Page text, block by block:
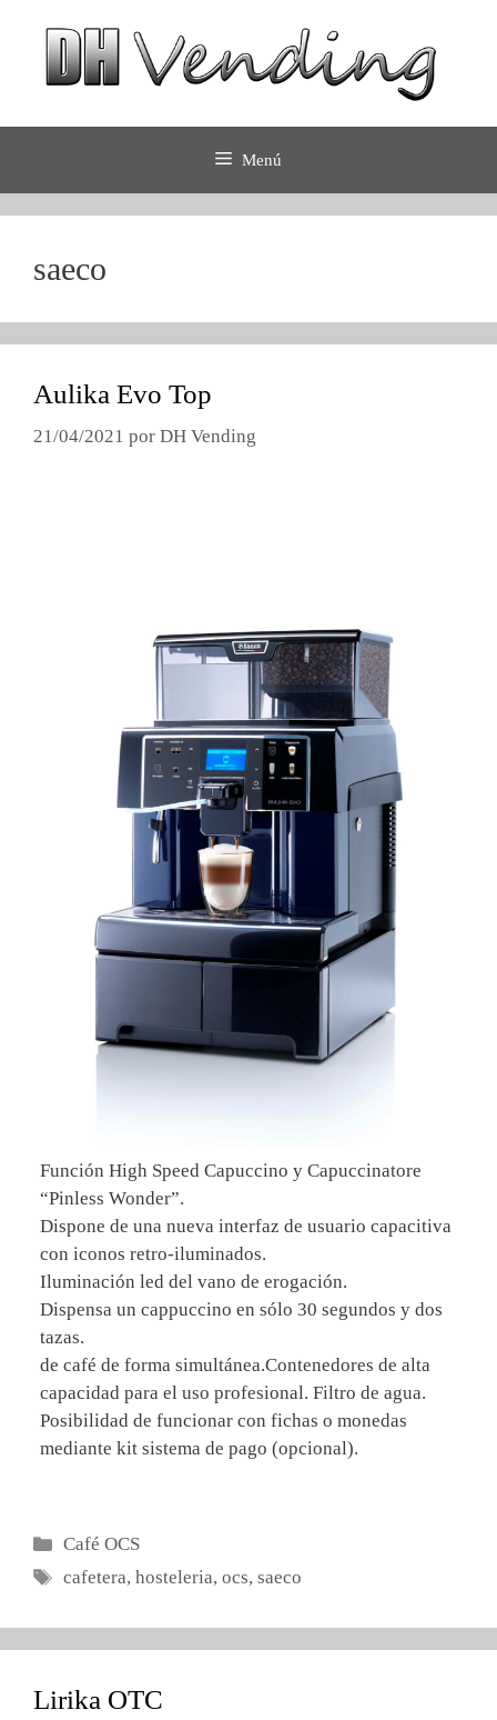
contenido
Menú
saeco
Aulika Evo Top
21/04/2021 por DH Vending
Función High Speed Capuccino y Capuccinatore
“Pinless Wonder”.
Dispone de una nueva interfaz de usuario capacitiva
con iconos retro-iluminados.
Iluminación led del vano de erogación.
Dispensa un cappuccino en sólo 30 segundos y dos
tazas.
de café de forma simultánea.Contenedores de alta
capacidad para el uso profesional. Filtro de agua.
Posibilidad de funcionar con fichas o monedas
mediante kit sistema de pago (opcional).
Categorías
Café OCS
Etiquetas
cafetera,hosteleria,ocs,saeco
Lirika OTC